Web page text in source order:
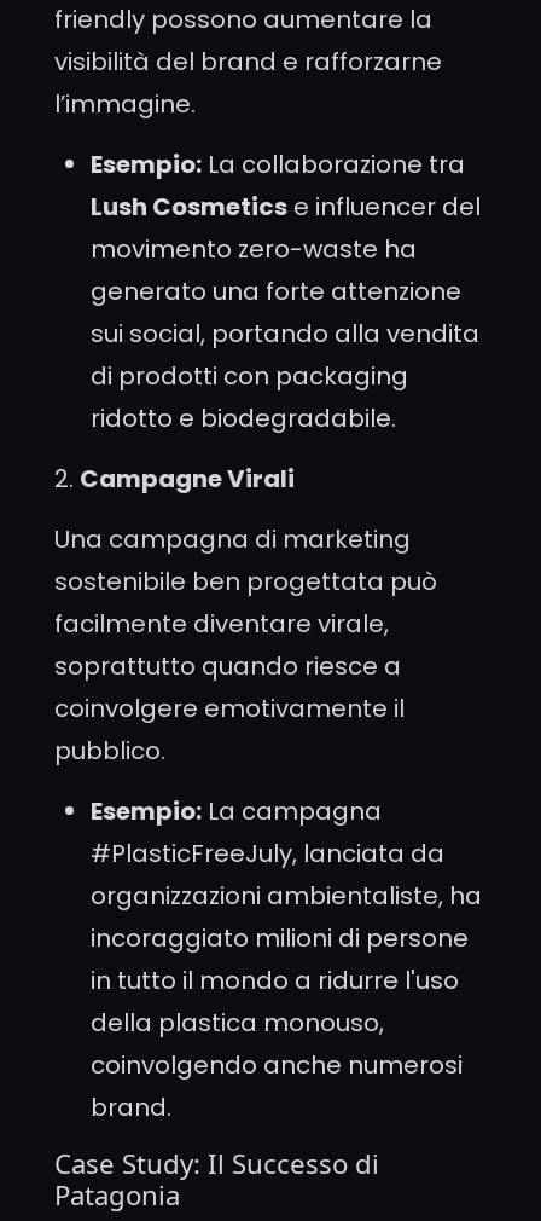
friendly possono aumentare la
visibilità del brand e rafforzarne
l’immagine.
Esempio:La collaborazione tra
Lush Cosmeticse influencer del
movimento zero-waste ha
generato una forte attenzione
sui social, portando alla vendita
di prodotti con packaging
ridotto e biodegradabile.
2. Campagne Virali
Una campagna di marketing
sostenibile ben progettata può
facilmente diventare virale,
soprattutto quando riesce a
coinvolgere emotivamente il
pubblico.
Esempio:La campagna
#PlasticFreeJuly, lanciata da
organizzazioni ambientaliste, ha
incoraggiato milioni di persone
in tutto il mondo a ridurre l'uso
della plastica monouso,
coinvolgendo anche numerosi
brand.
Case Study: Il Successo di
Patagonia